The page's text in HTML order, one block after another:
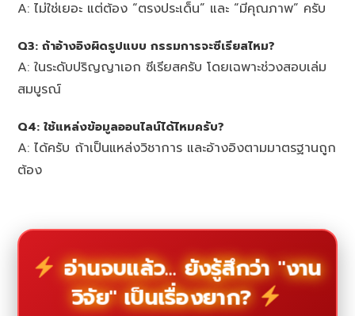
A: ไม่ใช่เยอะ แต่ต้อง “ตรงประเด็น” และ “มีคุณภาพ” ครับ
Q3: ถ้าอ้างอิงผิดรูปแบบ กรรมการจะซีเรียสไหม?
A: ในระดับปริญญาเอก ซีเรียสครับ โดยเฉพาะช่วงสอบเล่ม
สมบูรณ์
Q4: ใช้แหล่งข้อมูลออนไลน์ได้ไหมครับ?
A: ได้ครับ ถ้าเป็นแหล่งวิชาการ และอ้างอิงตามมาตรฐานถูก
ต้อง
อ่านจบแล้ว... ยังรู้สึกว่า "งาน
วิจัย" เป็นเรื่องยาก?